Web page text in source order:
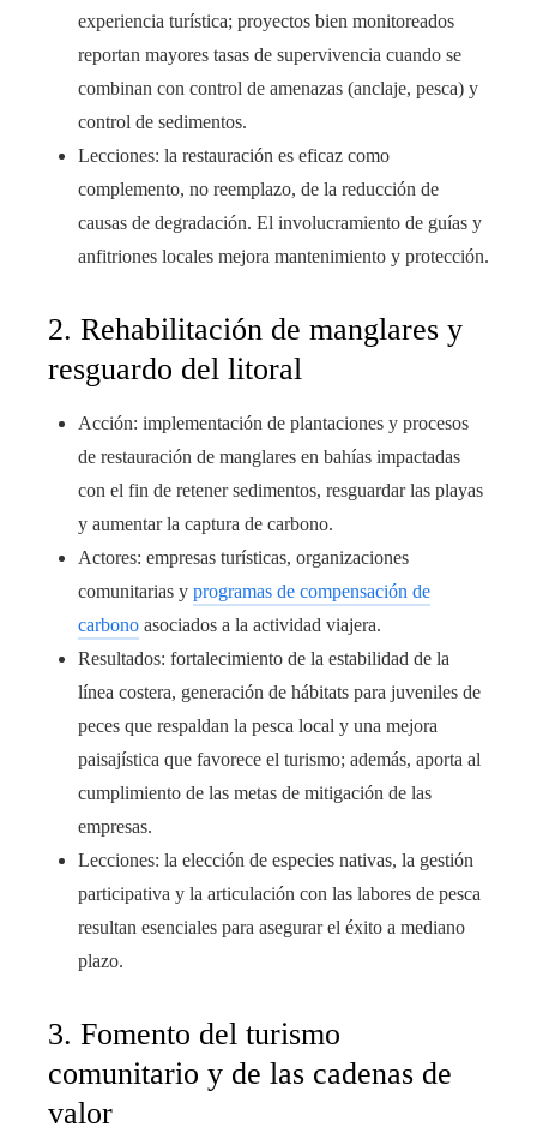
experiencia turística; proyectos bien monitoreados
reportan mayores tasas de supervivencia cuando se
combinan con control de amenazas (anclaje, pesca) y
control de sedimentos.
Lecciones: la restauración es eficaz como
complemento, no reemplazo, de la reducción de
causas de degradación. El involucramiento de guías y
anfitriones locales mejora mantenimiento y protección.
2. Rehabilitación de manglares y
resguardo del litoral
Acción: implementación de plantaciones y procesos
de restauración de manglares en bahías impactadas
con el fin de retener sedimentos, resguardar las playas
y aumentar la captura de carbono.
Actores: empresas turísticas, organizaciones
comunitarias y programas de compensación de
carbono asociados a la actividad viajera.
Resultados: fortalecimiento de la estabilidad de la
línea costera, generación de hábitats para juveniles de
peces que respaldan la pesca local y una mejora
paisajística que favorece el turismo; además, aporta al
cumplimiento de las metas de mitigación de las
empresas.
Lecciones: la elección de especies nativas, la gestión
participativa y la articulación con las labores de pesca
resultan esenciales para asegurar el éxito a mediano
plazo.
3. Fomento del turismo
comunitario y de las cadenas de
valor